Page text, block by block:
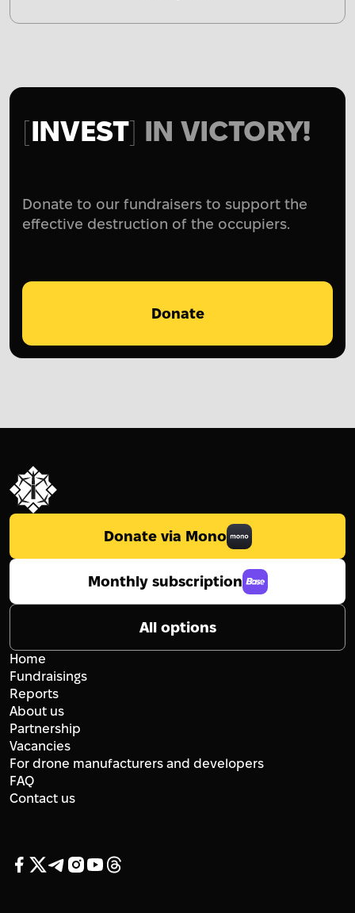
INVEST IN VICTORY!
Donate to our fundraisers to support the
effective destruction of the occupiers.
Donate
Donate via Mono
Monthly subscription
All options
Home
Fundraisings
Reports
About us
Partnership
Vacancies
For drone manufacturers and developers
FAQ
Contact us